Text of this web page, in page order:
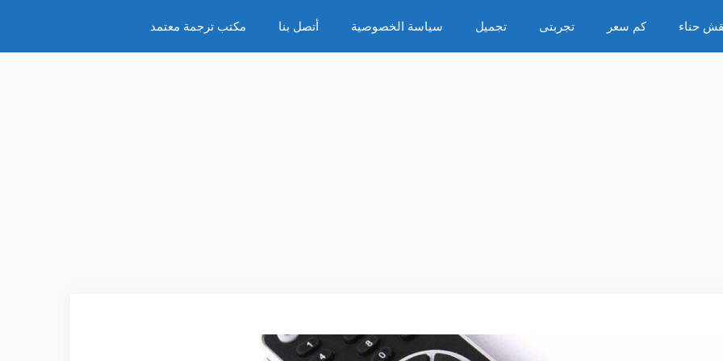
حناء كم سعر تجربتى تجميل سياسة الخصوصية أتصل بنا مكتب ترجمة معتمد